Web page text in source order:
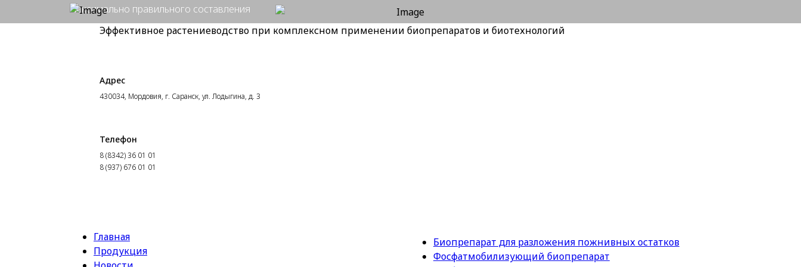
максимально правильного составления
рекомендаций
мероприятий.
Онлайн консультация
Эффективное растениеводство при комплексном применении биопрепаратов и биотехнологий
Адрес
430034, Мордовия, г. Саранск, ул. Лодыгина, д. 3
Телефон
8 (8342) 36 01 01
8 (937) 676 01 01
Главная
Продукция
Биопрепарат для разложения пожнивных остатков
Фосфатмобилизующий биопрепарат